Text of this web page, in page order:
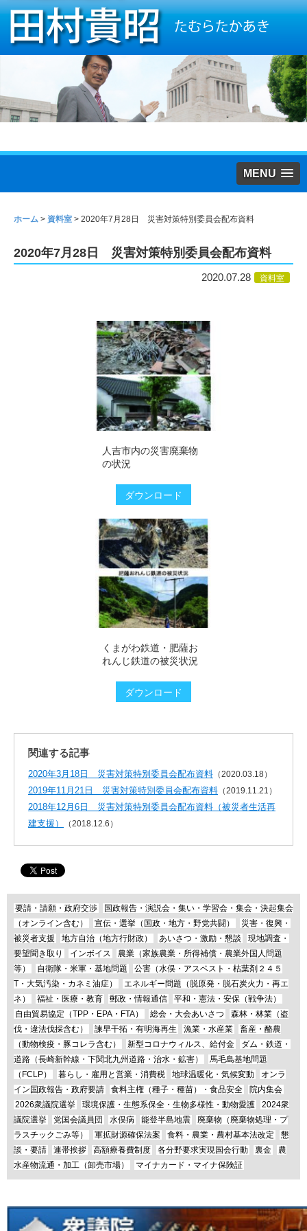
MENU
ホーム > 資料室 > 2020年7月28日 災害対策特別委員会配布資料
2020年7月28日 災害対策特別委員会配布資料
2020.07.28 資料室
人吉市内の災害廃棄物
の状況
ダウンロード
くまがわ鉄道・肥薩お
れんじ鉄道の被災状況
ダウンロード
関連する記事
2020年3月18日 災害対策特別委員会配布資料 （2020.03.18）
2019年11月21日 災害対策特別委員会配布資料 （2019.11.21）
2018年12月6日 災害対策特別委員会配布資料（被災者生活再
建支援）
（2018.12.6）
要請・請願・政府交渉
国政報告・演説会・集い・学習会・集会・決起集会
（オンライン含む）
宣伝・選挙（国政・地方・野党共闘）
災害・復興・
被災者支援
地方自治（地方行財政） あいさつ・激励・懇談
現地調査・
要望聞き取り
インボイス
農業（家族農業・所得補償・農業外国人問題
等）
自衛隊・米軍・基地問題
公害（水俣・アスベスト・枯葉剤２４５
T・大気汚染・カネミ油症）
エネルギー問題（脱原発・脱石炭火力・再エ
ネ）
福祉・医療・教育 郵政・情報通信
平和・憲法・安保（戦争法）
自由貿易協定（TPP・EPA・FTA）
総会・大会あいさつ
森林・林業（盗
伐・違法伐採含む）
諫早干拓・有明海再生 漁業・水産業
畜産・酪農
（動物検疫・豚コレラ含む）
新型コロナウィルス、給付金
ダム・鉄道・
道路（長崎新幹線・下関北九州道路・治水・鉱害）
馬毛島基地問題
（FCLP）
暮らし・雇用と営業・消費税 地球温暖化・気候変動
オンラ
イン国政報告・政府要請
食料主権（種子・種苗）・食品安全
院内集会
2026衆議院選挙
環境保護・生態系保全・生物多様性・動物愛護
2024衆
議院選挙
党国会議員団 水俣病 能登半島地震
廃棄物（廃棄物処理・プ
ラスチックごみ等）
軍拡財源確保法案 食料・農業・農村基本法改定
懇
談・要請
連帯挨拶 高額療養費制度 各分野要求実現国会行動 裏金
農
水産物流通・加工（卸売市場）
マイナカード・マイナ保険証